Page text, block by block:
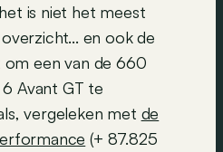
is niet het meest
en ook de
om een van de 660
Avant GT te
vergeleken met de
(+ 87.825